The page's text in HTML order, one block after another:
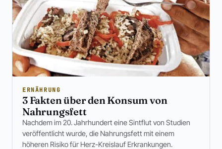
ERNÄHRUNG
3 Fakten über den Konsum von
Nahrungsfett
Nachdem im 20. Jahrhundert eine Sintflut von Studien
veröffentlicht wurde, die Nahrungsfett mit einem
höheren Risiko für Herz-Kreislauf Erkrankungen.